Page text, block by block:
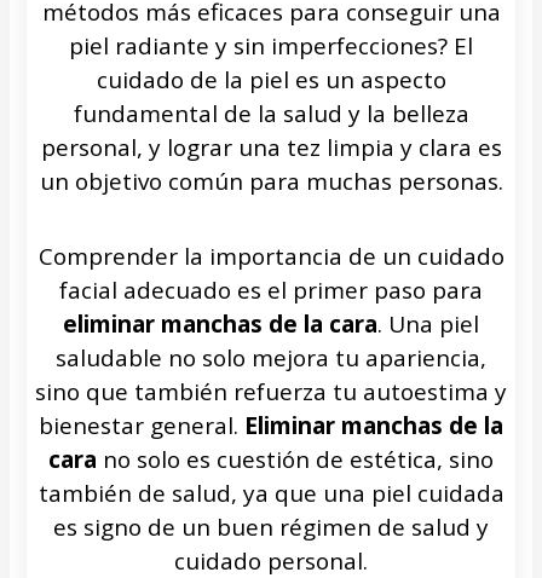
métodos más eficaces para conseguir una
piel radiante y sin imperfecciones? El
cuidado de la piel es un aspecto
fundamental de la salud y la belleza
personal, y lograr una tez limpia y clara es
un objetivo común para muchas personas.
Comprender la importancia de un cuidado
facial adecuado es el primer paso para
eliminar manchas de la cara. Una piel
saludable no solo mejora tu apariencia,
sino que también refuerza tu autoestima y
bienestar general. Eliminar manchas de la
cara no solo es cuestión de estética, sino
también de salud, ya que una piel cuidada
es signo de un buen régimen de salud y
cuidado personal.